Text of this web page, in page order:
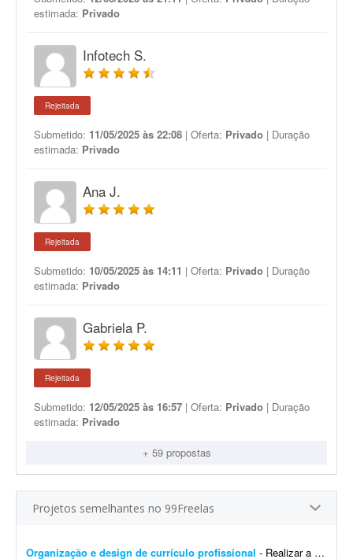
estimada: Privado
Infotech S.
Rejeitada
Submetido: 11/05/2025 às 22:08 | Oferta: Privado | Duração
estimada: Privado
Ana J.
Rejeitada
Submetido: 10/05/2025 às 14:11 | Oferta: Privado | Duração
estimada: Privado
Gabriela P.
Rejeitada
Submetido: 12/05/2025 às 16:57 | Oferta: Privado | Duração
estimada: Privado
+ 59 propostas
Projetos semelhantes no 99Freelas
Organização e design de currículo profissional - Realizar a criação e organização de um currículo profissional, reunindo informações pessoais, formação, experiências, habilidade...